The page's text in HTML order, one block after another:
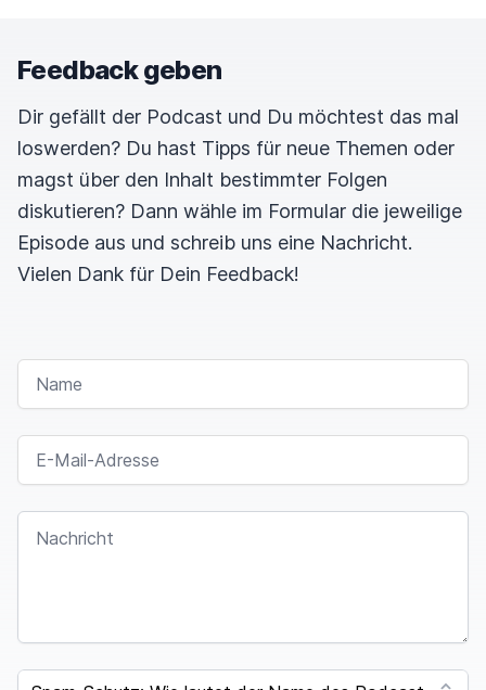
Feedback geben
Dir gefällt der Podcast und Du möchtest das mal
loswerden? Du hast Tipps für neue Themen oder
magst über den Inhalt bestimmter Folgen
diskutieren? Dann wähle im Formular die jeweilige
Episode aus und schreib uns eine Nachricht.
Vielen Dank für Dein Feedback!
NAME
E-MAIL-ADRESSE
NACHRICHT
SPAM CAPTCHA